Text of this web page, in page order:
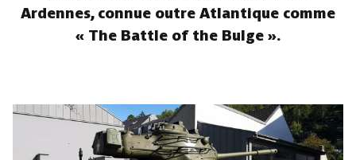
Ardennes, connue outre Atlantique comme
« The Battle of the Bulge ».